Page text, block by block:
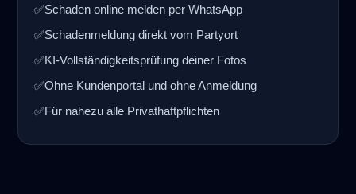
✅Schaden online melden per WhatsApp
✅Schadenmeldung direkt vom Partyort
✅KI-Vollständigkeitsprüfung deiner Fotos
✅Ohne Kundenportal und ohne Anmeldung
✅Für nahezu alle Privathaftpflichten